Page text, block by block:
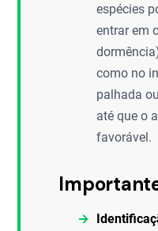
espécies
entrar em
como no
palhada
até que o
favorável.